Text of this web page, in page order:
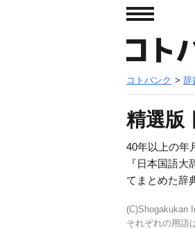
コトバンク > 辞
精選版
40年以上の年
『日本国語
てまとめた辞
(C)Shogakukan
それぞれの用語